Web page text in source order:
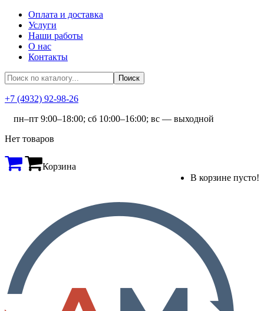
Оплата и доставка
Услуги
Наши работы
О нас
Контакты
+7 (4932) 92-98-26
пн–пт 9:00–18:00; сб 10:00–16:00; вс — выходной
Нет товаров
Корзина
В корзине пусто!